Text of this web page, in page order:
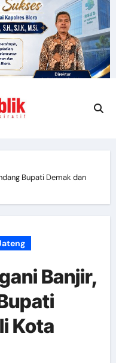
Bupati Demak dan
Banjir,
Kota